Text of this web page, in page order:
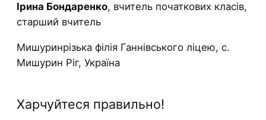
Ірина Бондаренко, вчитель початкових класів,
старший вчитель
Мишуринрізька філія Ганнівського ліцею, с.
Мишурин Ріг, Україна
Харчуйтеся правильно!